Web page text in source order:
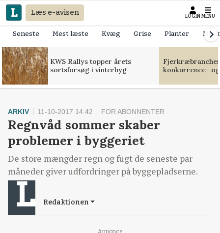
Læs e-avisen LOGIN MENU
Seneste Mest læste Kvæg Grise Planter
KWS Rallys topper årets
sortsforsøg i vinterbyg
konkurrence-
Annonce
ARKIV 11-10-2017 14:42 FOR ABONNENTER
Regnvåd sommer skaber
problemer i byggeriet
De store mængder regn og fugt de seneste par
måneder giver udfordringer på byggepladserne.
Redaktionen